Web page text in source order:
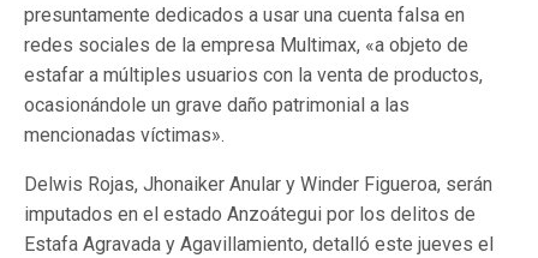
presuntamente dedicados a usar una cuenta falsa en
redes sociales de la empresa Multimax, «a objeto de
estafar a múltiples usuarios con la venta de productos,
ocasionándole un grave daño patrimonial a las
mencionadas víctimas».
Delwis Rojas, Jhonaiker Anular y Winder Figueroa, serán
imputados en el estado Anzoátegui por los delitos de
Estafa Agravada y Agavillamiento, detalló este jueves el